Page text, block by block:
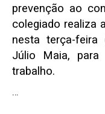
prevenção ao
colegiado realiza
nesta terça-
Júlio Maia, para
trabalho.
…